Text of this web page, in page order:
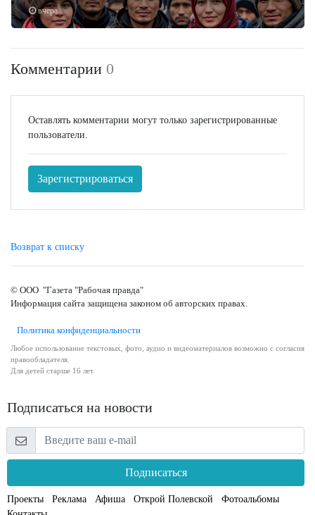
вчера
Комментарии 0
Оставлять комментарии могут только зарегистрированные
пользователи.
Зарегистрироваться
Возврат к списку
© ООО "Газета "Рабочая правда"
Информация сайта защищена законом об авторских правах.
Политика конфиденциальности
Любое использование текстовых, фото, аудио и видеоматериалов возможно с согласия
правообладателя.
Для детей старше 16 лет.
Подписаться на новости
Подписаться
Проекты Реклама Афиша Открой Полевской
Фотоальбомы